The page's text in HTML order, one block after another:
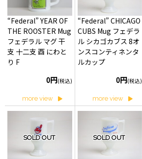
“Federal” YEAR OF
THE ROOSTER Mug
フェデラル マグ 干
支 十二支 酉 にわと
り F
0円(税込)
more view
“Federal” CHICAGO
CUBS Mug フェデラ
ル シカゴカブス 8オ
ンスコンティネンタ
ルカップ
0円(税込)
more view
SOLD OUT SOLD OUT